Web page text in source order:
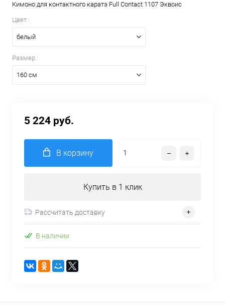
Кимоно для контактного каратэ Full Contact 1107 Эквоис
Цвет :
белый
Размер :
160 см
5 224 руб.
В корзину
Купить в 1 клик
Рассчитать доставку
В наличии